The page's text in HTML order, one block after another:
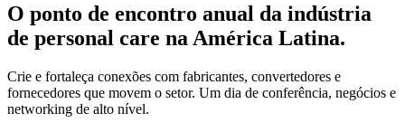
O ponto de encontro anual da indústria
de personal care na América Latina.
Crie e fortaleça conexões com fabricantes, convertedores e
fornecedores que movem o setor. Um dia de conferência, negócios e
networking de alto nível.